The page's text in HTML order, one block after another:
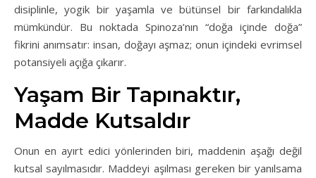
disiplinle, yogik bir yaşamla ve bütünsel bir farkındalıkla
mümkündür. Bu noktada Spinoza’nın “doğa içinde doğa”
fikrini anımsatır: insan, doğayı aşmaz; onun içindeki evrimsel
potansiyeli açığa çıkarır.
Yaşam Bir Tapınaktır,
Madde Kutsaldır
Onun en ayırt edici yönlerinden biri, maddenin aşağı değil
kutsal sayılmasıdır. Maddeyi aşılması gereken bir yanılsama